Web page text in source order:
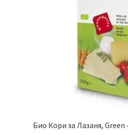
Био Кори за Лазаня, Green